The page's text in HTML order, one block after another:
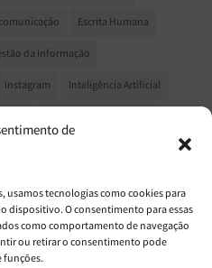
de
usamos tecnologias como cookies para
dispositivo. O consentimento para essas
como comportamento de navegação
ou retirar o consentimento pode
funções.
Escrita Humana
da informação
instagram Inteligência Artificial
produção de conteúdo
com o cliente